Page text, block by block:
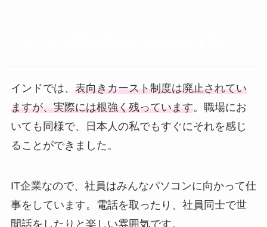
インドでは、 表向きカースト制度は廃止されてい
ますが、実際には根強く残っています。職場にお
いても同様で、日本人の私でもすぐにそれを感じ
ることができました。
IT企業なので、社員はみんなパソコンに向かって仕
事をしています。電話を取ったり、社員同士で世
間話をしたりと楽しい雰囲気です。